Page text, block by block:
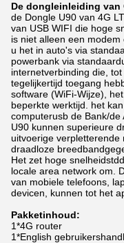
De dongleinleiding van
de Dongle U90 van 4G
van USB WIFI die hoge
is niet alleen een
u het in auto's via
powerbank via
internetverbinding die,
tegelijkertijd toegang
software (WiFi-Wijze),
beperkte werktijd. het
computerusb de Bank/de
U90 kunnen superieure
uitvoerige verpletterende
draadloze
Het zet hoge
locale area network om.
van mobiele telefoons,
devicen, kunnen tot het
Pakketinhoud:
1*4G router
1*English